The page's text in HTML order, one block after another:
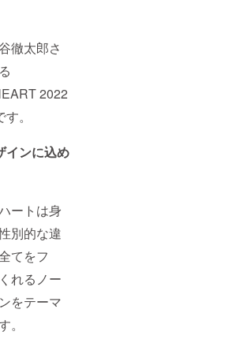
徹太郎さ
2022
。
インに込め
ートは身
別的な違
てをフ
れるノー
をテーマ
。